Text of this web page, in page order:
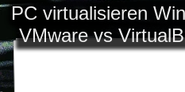
PC virtualisieren
VMware vs